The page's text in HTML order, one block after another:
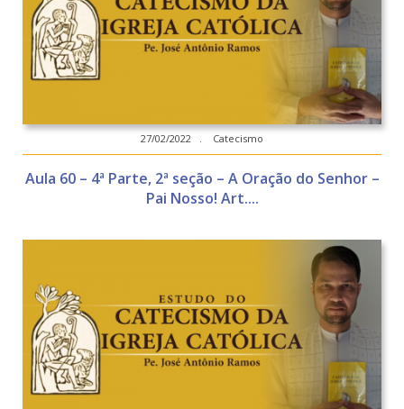
27/02/2022 . Catecismo
Aula 60 – 4ª Parte, 2ª seção – A Oração do Senhor –
Pai Nosso! Art....